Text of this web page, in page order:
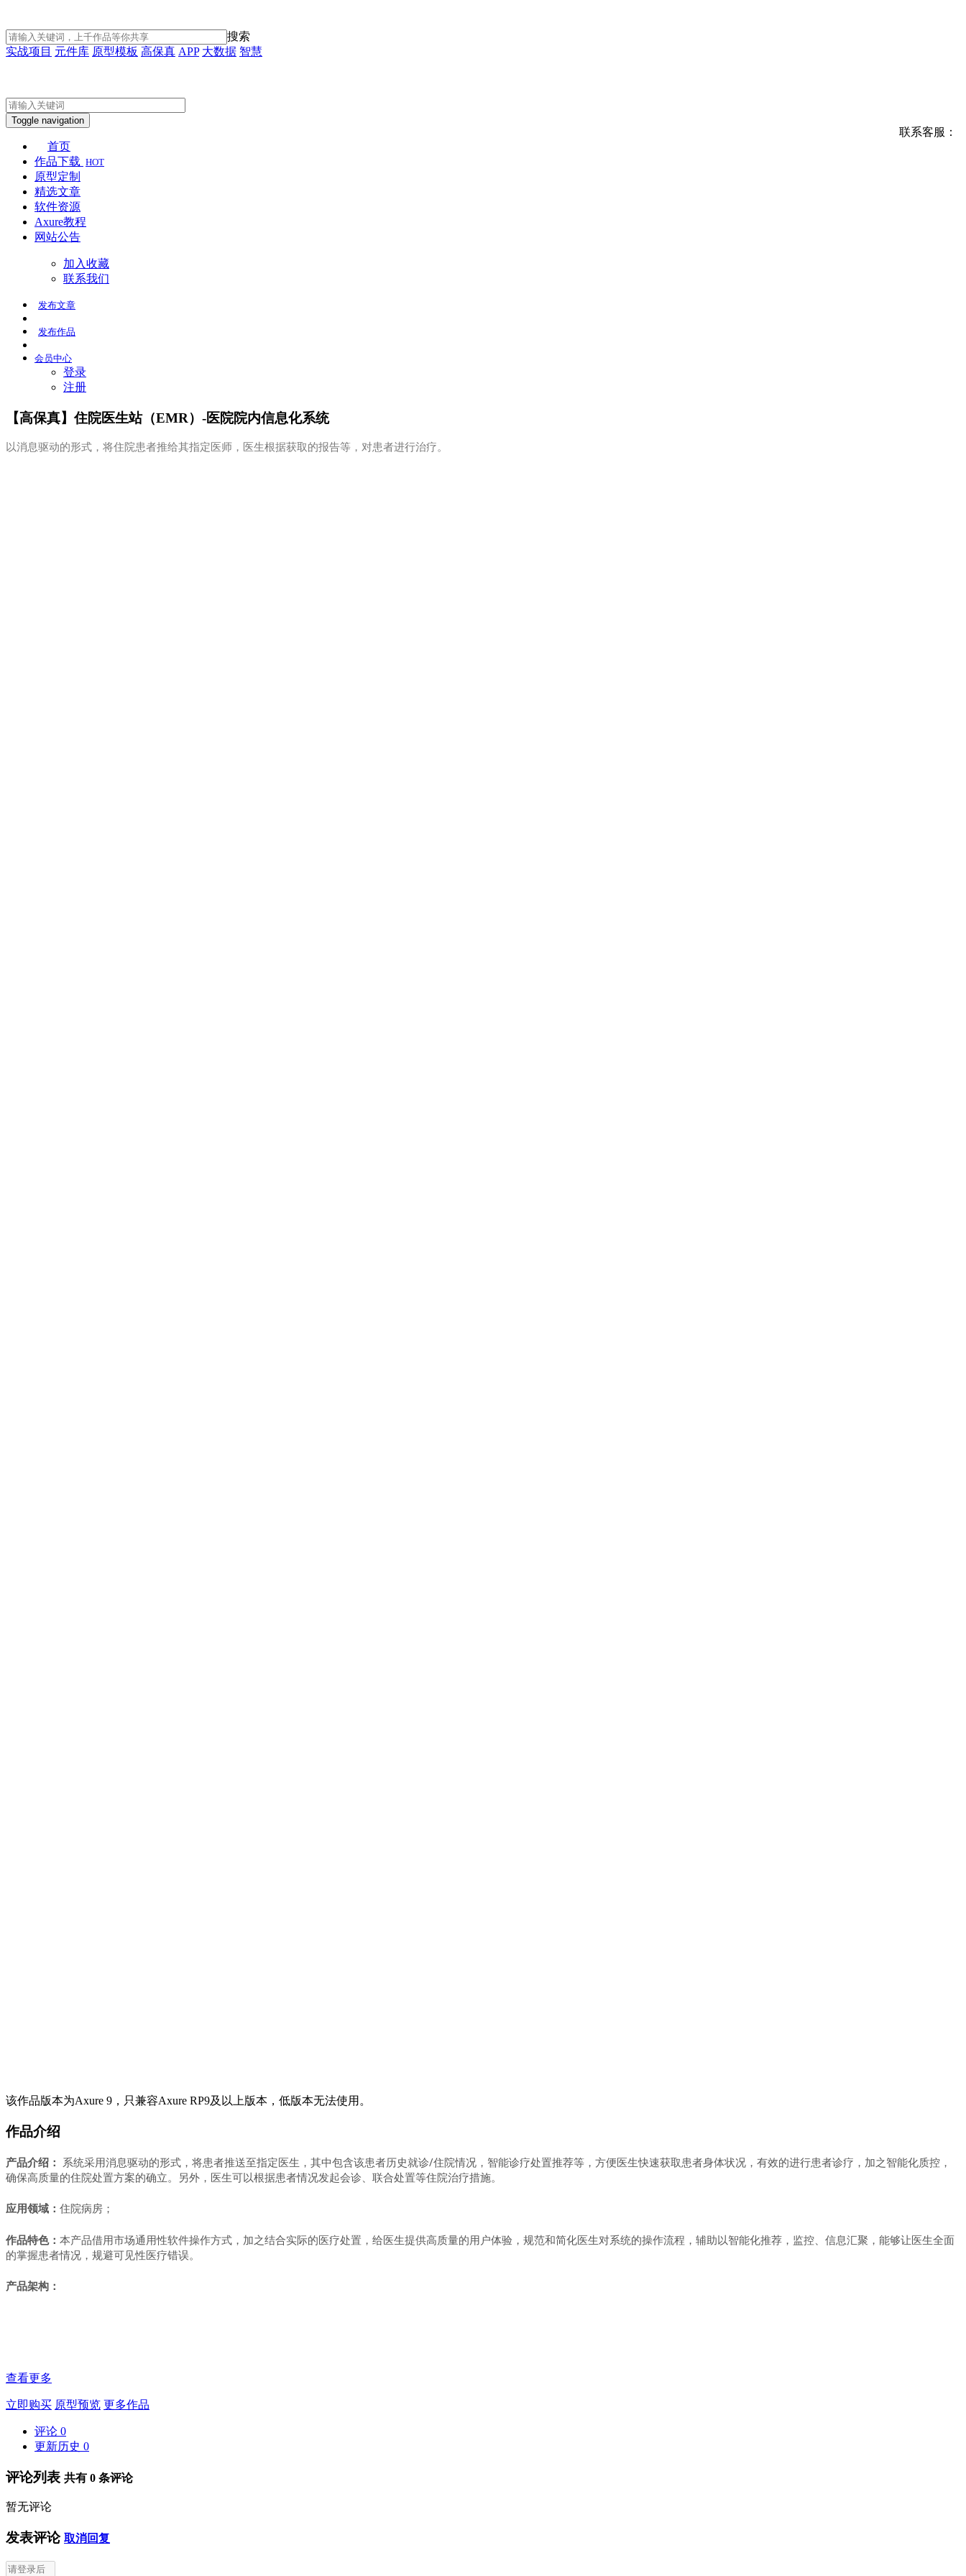
搜索
实战项目 元件库 原型模板 高保真 APP 大数据 智慧
联系客服：
Toggle navigation
首页
作品下载 HOT
原型定制
精选文章
软件资源
Axure教程
网站公告
加入收藏
联系我们
发布文章
发布作品
会员中心
登录
注册
【高保真】住院医生站（EMR）-医院院内信息化系统
以消息驱动的形式，将住院患者推给其指定医师，医生根据获取的报告等，对患者进行治疗。
该作品版本为Axure 9，只兼容Axure RP9及以上版本，低版本无法使用。
作品介绍
产品介绍： 系统采用消息驱动的形式，将患者推送至指定医生，其中包含该患者历史就诊/住院情况，智能诊疗处置推荐等，方便医生快速获取患者身体状况，有效的进行患者诊疗，加之智能化质控，
确保高质量的住院处置方案的确立。另外，医生可以根据患者情况发起会诊、联合处置等住院治疗措施。
应用领域： 住院病房；
作品特色： 本产品借用市场通用性软件操作方式，加之结合实际的医疗处置，给医生提供高质量的用户体验，规范和简化医生对系统的操作流程，辅助以智能化推荐，监控、信息汇聚，能够让医生全面
的掌握患者情况，规避可见性医疗错误。
产品架构：
查看更多
立即购买 原型预览 更多作品
评论 0
更新历史 0
评论列表 共有 0 条评论
暂无评论
发表评论 取消回复